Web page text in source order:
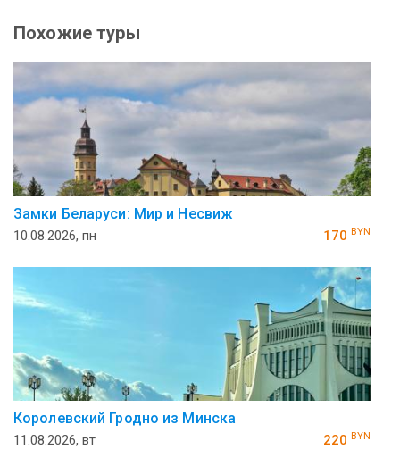
Похожие туры
Замки Беларуси: Мир и Несвиж
10.08.2026, пн 170 BYN
Королевский Гродно из Минска
11.08.2026, вт 220 BYN